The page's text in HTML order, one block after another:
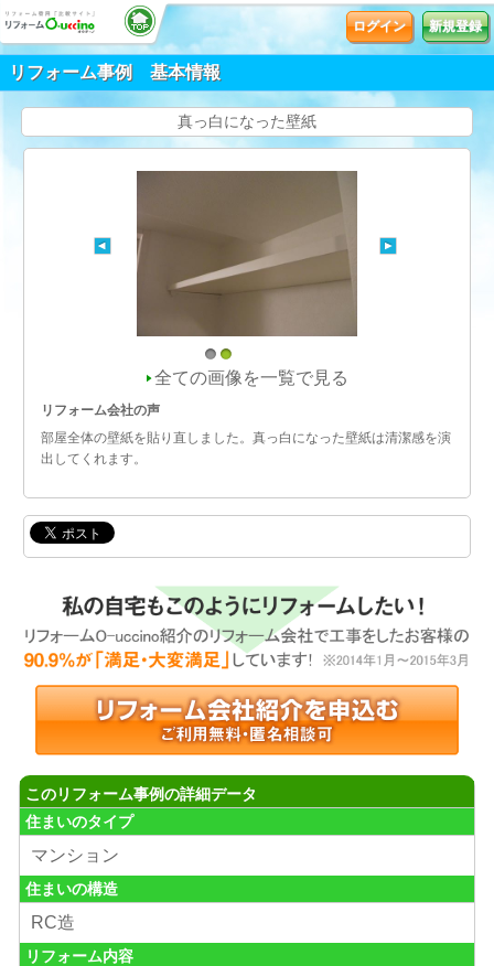
ログイン 新規登録
リフォーム事例 基本情報
真っ白になった壁紙
1 2
全ての画像を一覧で見る
リフォーム会社の声
部屋全体の壁紙を貼り直しました。真っ白になった壁紙は清潔感を演
出してくれます。
このリフォーム事例の詳細データ
住まいのタイプ
マンション
住まいの構造
RC造
リフォーム内容